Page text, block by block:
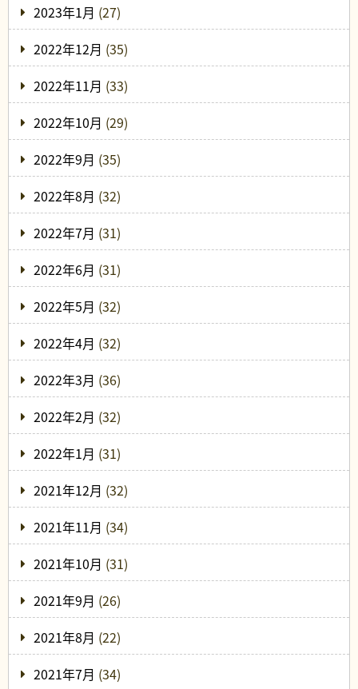
2023年1月 (27)
2022年12月 (35)
2022年11月 (33)
2022年10月 (29)
2022年9月 (35)
2022年8月 (32)
2022年7月 (31)
2022年6月 (31)
2022年5月 (32)
2022年4月 (32)
2022年3月 (36)
2022年2月 (32)
2022年1月 (31)
2021年12月 (32)
2021年11月 (34)
2021年10月 (31)
2021年9月 (26)
2021年8月 (22)
2021年7月 (34)